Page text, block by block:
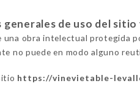
generales de uso del
obra intelectual protegida
no puede en modo alguno
https://vinevietable-